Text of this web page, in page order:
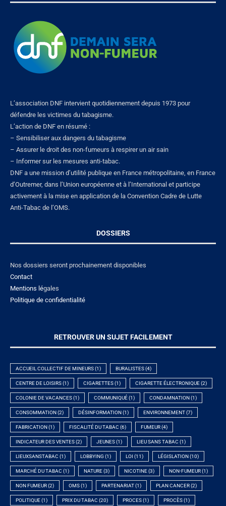
L’association DNF intervient quotidiennement depuis 1973 pour
défendre les victimes du tabagisme.
L’action de DNF en résumé :
– Sensibiliser aux dangers du tabagisme
– Assurer le droit des non-fumeurs à respirer un air sain
– Informer sur les mesures anti-tabac.
DNF a une mission d’utilité publique en France métropolitaine, en France
d’Outremer, dans l’Union européenne et à l’International et participe
activement à la mise en application de la Convention Cadre de Lutte
Anti-Tabac de l’OMS.
DOSSIERS
Nos dossiers seront prochainement disponibles
Contact
Mentions légales
Politique de confidentialité
RETROUVER UN SUJET FACILEMENT
ACCUEIL COLLECTIF DE MINEURS(1) BURALISTES(4)
CENTRE DE LOISIRS(1) CIGARETTES(1) CIGARETTE ÉLECTRONIQUE(2)
COLONIE DE VACANCES(1) COMMUNIQUÉ(1) CONDAMNATION (1)
CONSOMMATION (2) DÉSINFORMATION (1) ENVIRONNEMENT(7)
FABRICATION (1) FISCALITÉ DU TABAC (6) FUMEUR(4)
INDICATEUR DES VENTES(2) JEUNES(1) LIEU SANS TABAC (1)
LIEUXSANSTABAC (1) LOBBYING (1) LOI (11) LÉGISLATION (10)
MARCHÉ DU TABAC (1) NATURE(3) NICOTINE(3) NON-FUMEUR(1)
NON FUMEUR(2) OMS(1) PARTENARIAT(1) PLAN CANCER(2)
POLITIQUE(1) PRIX DU TABAC (20) PROCES(1) PROCÈS(1)